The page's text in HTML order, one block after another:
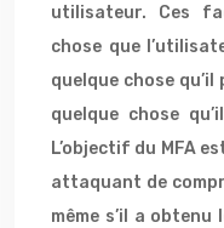
utilisateur. Ces
chose que
quelque chose
quelque chose
L’objectif du MFA
attaquant de
même s’il a